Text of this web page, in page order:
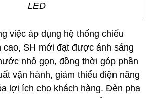
LED
việc áp dụng hệ thống chiếu
cao, SH mới đạt được ánh sáng
nhỏ gọn, đồng thời góp phần
vận hành, giảm thiểu điện năng
lợi ích cho khách hàng. Đèn pha